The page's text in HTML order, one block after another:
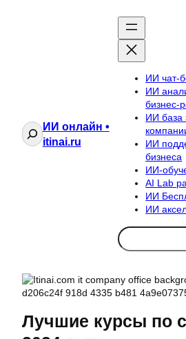
ПоискИИ онлайн •
itinai.ru
ИИ чат-
ИИ
бизнес-
ИИ база
ИИ
бизнеса
ИИ-
AI Lab
ИИ
ИИ
Search
Лучшие курсы по